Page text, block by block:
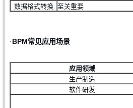
数据格式转换
至关重要
·BPM常见应用场景
应用领域
生产制造
软件研发